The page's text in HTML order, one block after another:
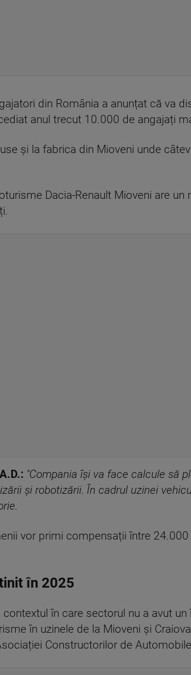
din România a anunțat că va
anul trecut 10.000 de angajați
și la fabrica din Mioveni unde
Dacia-Renault Mioveni are
"Compania își va face calcule să
ării și robotizării. În cadrul uzinei
vor primi compensații între
în 2025
contextul în care sectorul nu a avut
în uzinele de la Mioveni și
Constructorilor de